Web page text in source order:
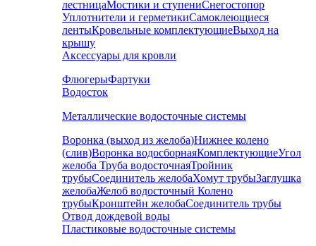
лестницаМостики и ступениСнегостопор
Уплотнители и герметикиСамоклеющиеся
лентыКровельные комплектующиеВыход на
крышу
Аксессуары для кровли
ФлюгерыФартуки
Водосток
Металлические водосточные системы
Воронка (выход из желоба)Нижнее колено
(слив)Воронка водосборнаяКомплектующиеУгол
желоба Труба водосточнаяТройник
трубыСоединитель желобаХомут трубыЗаглушка
желобаЖелоб водосточный Колено
трубыКронштейн желобаСоединитель трубы
Отвод дождевой воды
Пластиковые водосточные системы